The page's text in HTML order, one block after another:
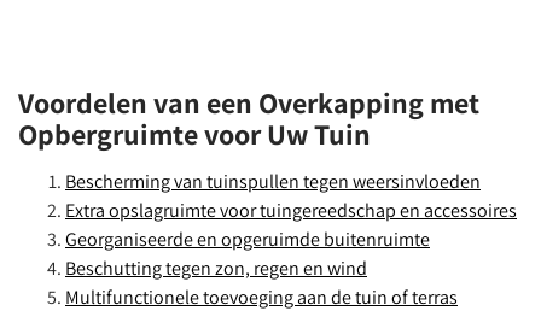
Voordelen van een Overkapping met
Opbergruimte voor Uw Tuin
Bescherming van tuinspullen tegen weersinvloeden
Extra opslagruimte voor tuingereedschap en accessoires
Georganiseerde en opgeruimde buitenruimte
Beschutting tegen zon, regen en wind
Multifunctionele toevoeging aan de tuin of terras